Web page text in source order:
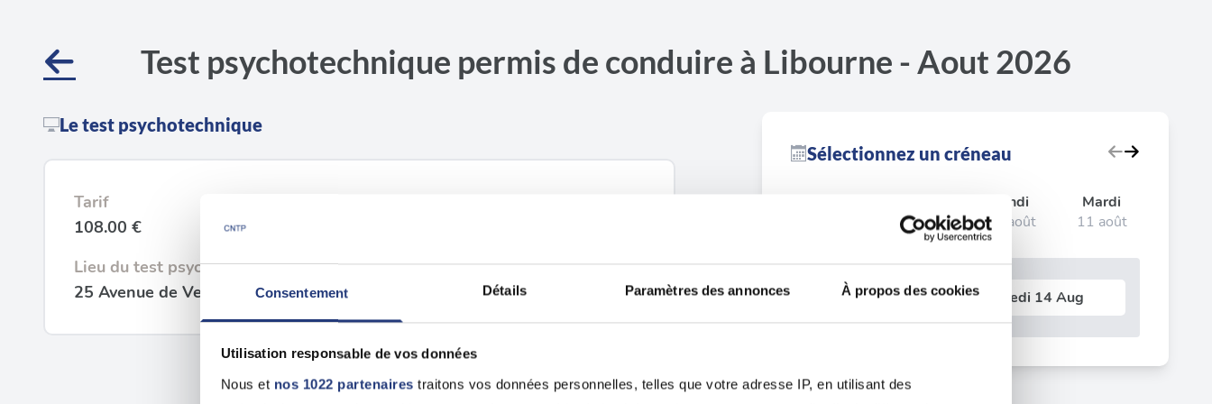
Consentement Détails Paramètres des annonces À propos des cookies
Utilisation responsable de vos données
Nous et nos 1022 partenaires traitons vos données personnelles, telles que votre adresse IP, en utilisant des
Test psychotechnique permis de conduire à Libourne - Aout 2026
Le test psychotechnique
Tarif
108.00 €
Lieu du test psychotechnique
Ouvrir dans Google Maps
25 Avenue de Verdun, 33500 Libourne
Sélectionnez un créneau
09 août
Lundi
10 août
Mardi
11 août
Prochain test leVendredi 14 Aug